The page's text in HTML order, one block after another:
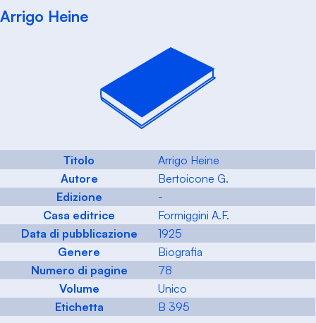
Arrigo Heine
Titolo
Arrigo Heine
Autore
Bertoicone G.
Edizione
-
Casa editrice
Formiggini A.F.
Data di pubblicazione
1925
Genere
Biografia
Numero di pagine
78
Volume
Unico
Etichetta
B 395